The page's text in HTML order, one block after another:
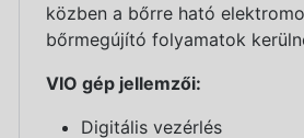
közben a bőrre ható
bőrmegújító folyamatok
VIO gép jellemzői:
Digitális vezérlés